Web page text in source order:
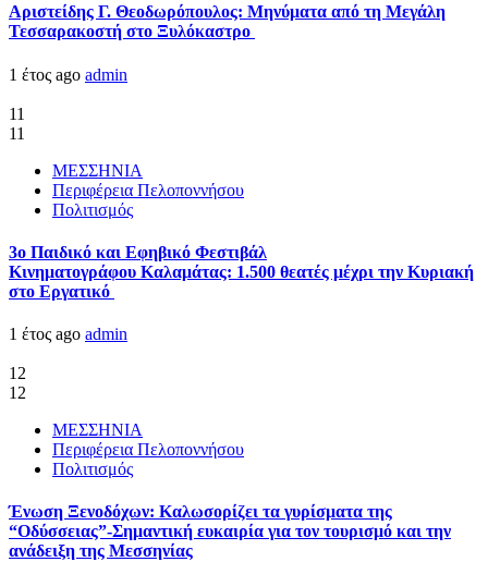
Αριστείδης Γ. Θεοδωρόπουλος: Μηνύματα από τη Μεγάλη
Τεσσαρακοστή στο Ξυλόκαστρο
1 έτος ago admin
11
11
ΜΕΣΣΗΝΙΑ
Περιφέρεια Πελοποννήσου
Πολιτισμός
3ο Παιδικό και Εφηβικό Φεστιβάλ
Κινηματογράφου Καλαμάτας: 1.500 θεατές μέχρι την Κυριακή
στο Εργατικό
1 έτος ago admin
12
12
ΜΕΣΣΗΝΙΑ
Περιφέρεια Πελοποννήσου
Πολιτισμός
Ένωση Ξενοδόχων: Καλωσορίζει τα γυρίσματα της
“Οδύσσειας”-Σημαντική ευκαιρία για τον τουρισμό και την
ανάδειξη της Μεσσηνίας